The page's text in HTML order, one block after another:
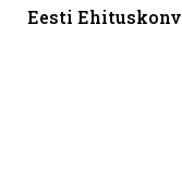
Eesti